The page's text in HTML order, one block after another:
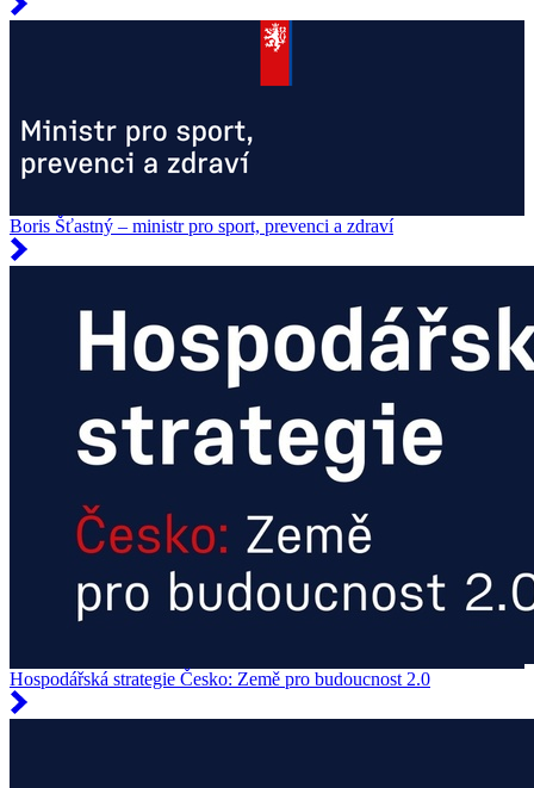
Boris Šťastný – ministr pro sport, prevenci a zdraví
Hospodářská strategie Česko: Země pro budoucnost 2.0